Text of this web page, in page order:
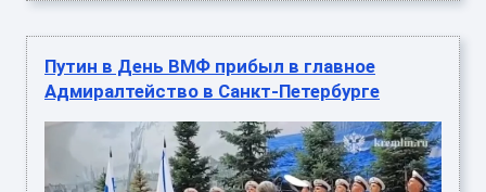
Путин в День ВМФ прибыл в главное
Адмиралтейство в Санкт-Петербурге